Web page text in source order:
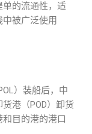
的流通性，适
被广泛使用
）装船后，中
港（POD）卸货
目的港的港口